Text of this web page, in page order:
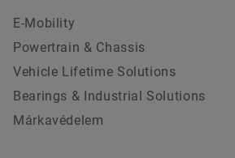
E-Mobility
Powertrain & Chassis
Vehicle Lifetime Solutions
Bearings & Industrial Solutions
Márkavédelem